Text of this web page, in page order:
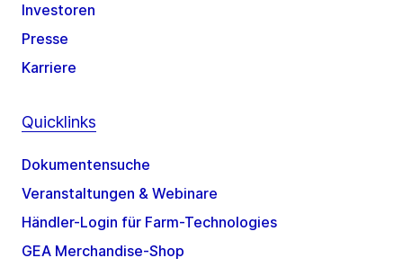
Investoren
Presse
Karriere
Quicklinks
Dokumentensuche
Veranstaltungen & Webinare
Händler-Login für Farm-Technologies
GEA Merchandise-Shop